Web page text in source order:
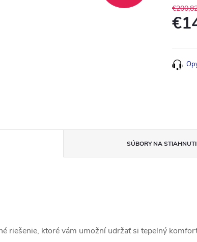
cena:
SÚBORY NA
riešenie, ktoré vám umožní udržať si tepelný